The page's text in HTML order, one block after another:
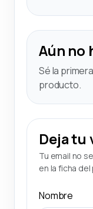
Aún no
Sé la
producto.
Deja tu
Tu email no
en la ficha
Nombre